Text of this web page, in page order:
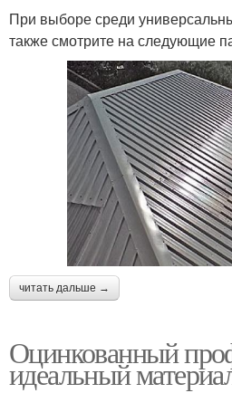
При выборе среди
также смотрите на следующие
читать дальше →
Оцинкованный
идеальный